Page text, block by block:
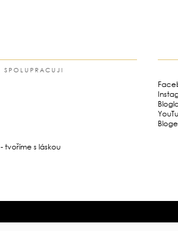
SPOLUPRACUJI
tvoříme s láskou